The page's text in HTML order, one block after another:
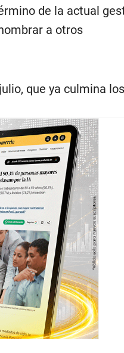
de la actual
a otros
que ya culmina